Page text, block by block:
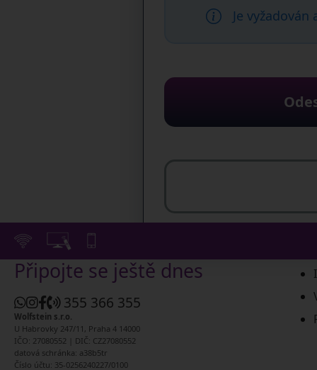
Je
Připojte se ještě dnes
355 366 355
Wolfstein s.r.o.
U Habrovky 247/11, Praha 4 14000
IČO: 27080552 | DIČ: CZ27080552
datová schránka: a38b5tr
Číslo účtu: 35-0256240227/0100